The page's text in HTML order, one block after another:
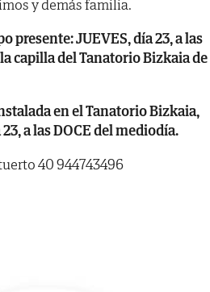
y demás familia.
presente: JUEVES, día 23, a las
capilla del Tanatorio Bizkaia de
en el Tanatorio Bizkaia,
a las DOCE del mediodía.
40 944743496